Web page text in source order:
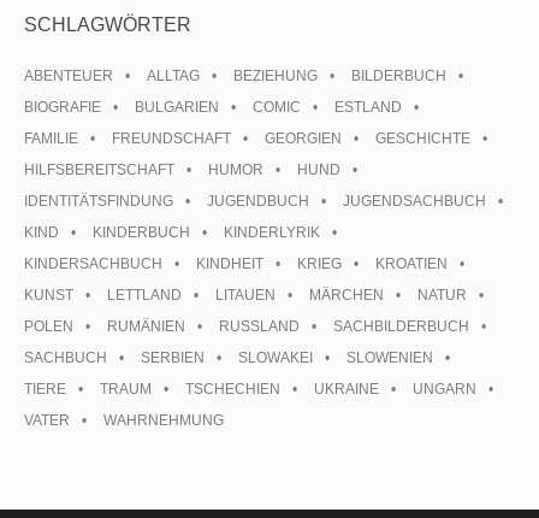
SCHLAGWÖRTER
ABENTEUER ALLTAG BEZIEHUNG
BILDERBUCH
BIOGRAFIE
BULGARIEN COMIC
ESTLAND
FAMILIE
FREUNDSCHAFT GEORGIEN
GESCHICHTE
HILFSBEREITSCHAFT
HUMOR
HUND
IDENTITÄTSFINDUNG
JUGENDBUCH
JUGENDSACHBUCH
KIND
KINDERBUCH
KINDERLYRIK
KINDERSACHBUCH
KINDHEIT KRIEG
KROATIEN
KUNST
LETTLAND LITAUEN MÄRCHEN
NATUR
POLEN
RUMÄNIEN RUSSLAND
SACHBILDERBUCH
SACHBUCH
SERBIEN SLOWAKEI
SLOWENIEN
TIERE
TRAUM TSCHECHIEN UKRAINE
UNGARN
VATER
WAHRNEHMUNG